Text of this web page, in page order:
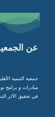
عن
جمعية التنمية
مبادرات و برامج
في تحقيق الأثر